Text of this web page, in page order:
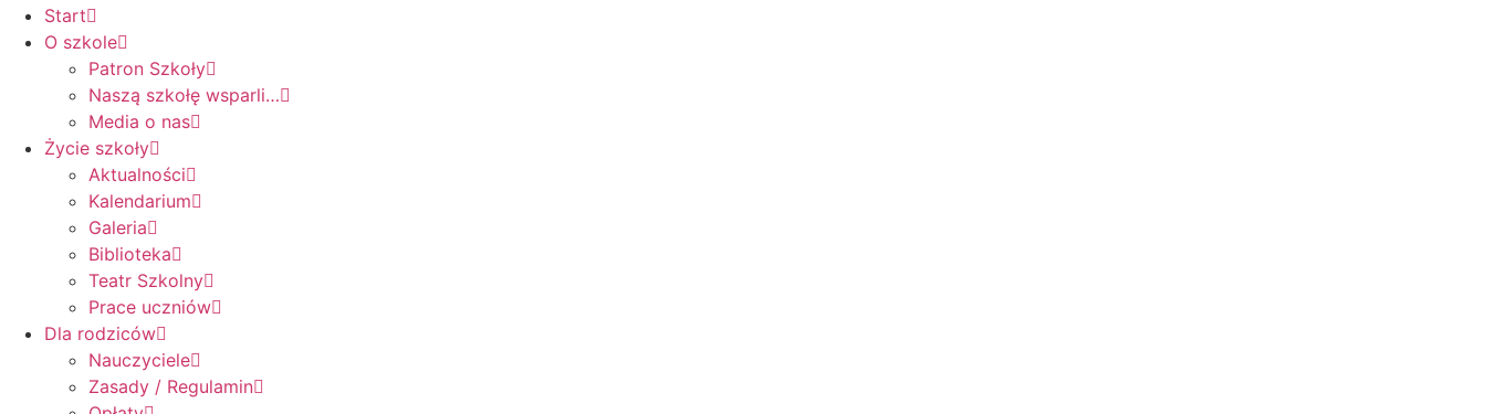
Start
O szkole
Patron Szkoły
Naszą szkołę wsparli…
Media o nas
Życie szkoły
Aktualności
Kalendarium
Galeria
Biblioteka
Teatr Szkolny
Prace uczniów
Dla rodziców
Nauczyciele
Zasady / Regulamin